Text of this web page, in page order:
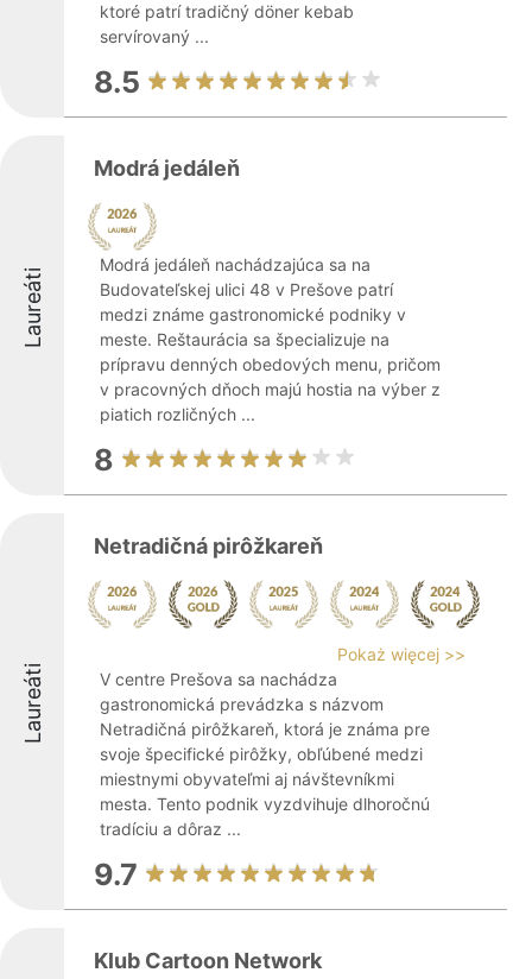
ktoré patrí tradičný döner kebab
servírovaný ...
8.5
Laureáti
Modrá jedáleň
Modrá jedáleň nachádzajúca sa na
Budovateľskej ulici 48 v Prešove patrí
medzi známe gastronomické podniky v
meste. Reštaurácia sa špecializuje na
prípravu denných obedových menu, pričom
v pracovných dňoch majú hostia na výber z
piatich rozličných ...
8
Laureáti
Netradičná pirôžkareň
Pokaż więcej >>
V centre Prešova sa nachádza
gastronomická prevádzka s názvom
Netradičná pirôžkareň, ktorá je známa pre
svoje špecifické pirôžky, obľúbené medzi
miestnymi obyvateľmi aj návštevníkmi
mesta. Tento podnik vyzdvihuje dlhoročnú
tradíciu a dôraz ...
9.7
Klub Cartoon Network